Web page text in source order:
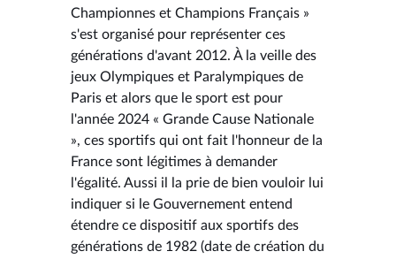
Championnes et Champions Français »
s'est organisé pour représenter ces
générations d'avant 2012. À la veille des
jeux Olympiques et Paralympiques de
Paris et alors que le sport est pour
l'année 2024 « Grande Cause Nationale
», ces sportifs qui ont fait l'honneur de la
France sont légitimes à demander
l'égalité. Aussi il la prie de bien vouloir lui
indiquer si le Gouvernement entend
étendre ce dispositif aux sportifs des
générations de 1982 (date de création du